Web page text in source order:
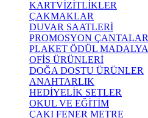
KARTVİZİTLİKLER
ÇAKMAKLAR
DUVAR SAATLERİ
PROMOSYON ÇANTALAR
PLAKET ÖDÜL MADALYA
OFİS ÜRÜNLERİ
DOĞA DOSTU ÜRÜNLER
ANAHTARLIK
HEDİYELİK SETLER
OKUL VE EĞİTİM
ÇAKI FENER METRE